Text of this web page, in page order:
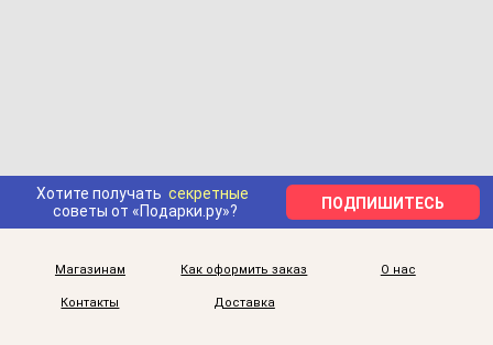
Хотите получать секретные
советы от «Подарки.ру»?
ПОДПИШИТЕСЬ
Магазинам Как оформить заказ О нас
Контакты Доставка